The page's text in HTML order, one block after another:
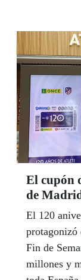
El cupón
de
El 120
protagonizó
Fin de
millones y